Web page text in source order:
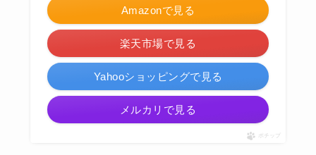
Amazonで見る
楽天市場で見る
Yahooショッピングで見る
メルカリで見る
ポチップ